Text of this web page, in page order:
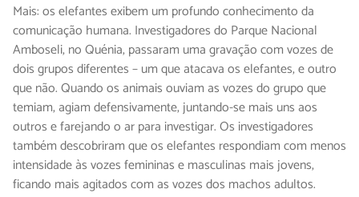
Mais: os elefantes exibem um profundo conhecimento da
comunicação humana. Investigadores do Parque Nacional
Amboseli, no Quénia, passaram uma gravação com vozes de
dois grupos diferentes – um que atacava os elefantes, e outro
que não. Quando os animais ouviam as vozes do grupo que
temiam, agiam defensivamente, juntando-se mais uns aos
outros e farejando o ar para investigar. Os investigadores
também descobriram que os elefantes respondiam com menos
intensidade às vozes femininas e masculinas mais jovens,
ficando mais agitados com as vozes dos machos adultos.